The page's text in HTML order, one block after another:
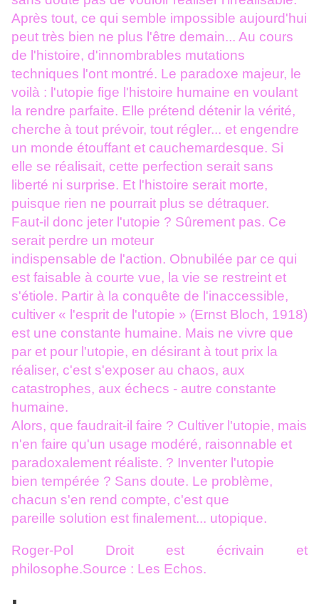
Après tout, ce qui semble impossible aujourd'hui
peut très bien ne plus l'être demain... Au cours
de l'histoire, d'innombrables mutations
techniques l'ont montré. Le paradoxe majeur, le
voilà : l'utopie fige l'histoire humaine en voulant
la rendre parfaite. Elle prétend détenir la vérité,
cherche à tout prévoir, tout régler... et engendre
un monde étouffant et cauchemardesque. Si
elle se réalisait, cette perfection serait sans
liberté ni surprise. Et l'histoire serait morte,
puisque rien ne pourrait plus se détraquer.
Faut-il donc jeter l'utopie ? Sûrement pas. Ce
serait perdre un moteur
indispensable de l'action. Obnubilée par ce qui
est faisable à courte vue, la vie se restreint et
s'étiole. Partir à la conquête de l'inaccessible,
cultiver « l'esprit de l'utopie » (Ernst Bloch, 1918)
est une constante humaine. Mais ne vivre que
par et pour l'utopie, en désirant à tout prix la
réaliser, c'est s'exposer au chaos, aux
catastrophes, aux échecs - autre constante
humaine.
Alors, que faudrait-il faire ? Cultiver l'utopie, mais
n'en faire qu'un usage modéré, raisonnable et
paradoxalement réaliste. ? Inventer l'utopie
bien tempérée ? Sans doute. Le problème,
chacun s'en rend compte, c'est que
pareille solution est finalement... utopique.
Roger-Pol Droit est écrivain et
philosophe.Source : Les Echos.